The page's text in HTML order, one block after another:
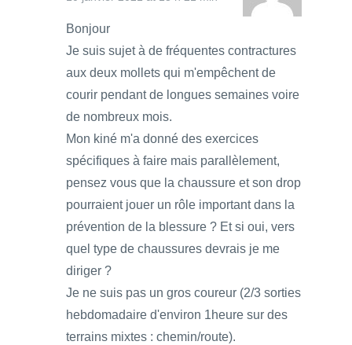
Bonjour
Je suis sujet à de fréquentes contractures
aux deux mollets qui m'empêchent de
courir pendant de longues semaines voire
de nombreux mois.
Mon kiné m'a donné des exercices
spécifiques à faire mais parallèlement,
pensez vous que la chaussure et son drop
pourraient jouer un rôle important dans la
prévention de la blessure ? Et si oui, vers
quel type de chaussures devrais je me
diriger ?
Je ne suis pas un gros coureur (2/3 sorties
hebdomadaire d'environ 1heure sur des
terrains mixtes : chemin/route).